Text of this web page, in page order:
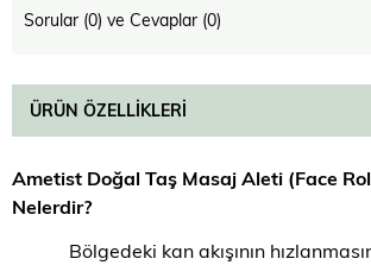
Sorular (0) ve Cevaplar (0)
ÜRÜN ÖZELLIKLERI
Ametist Doğal Taş Masaj Aleti (Face
Nelerdir?
Bölgedeki kan akışının